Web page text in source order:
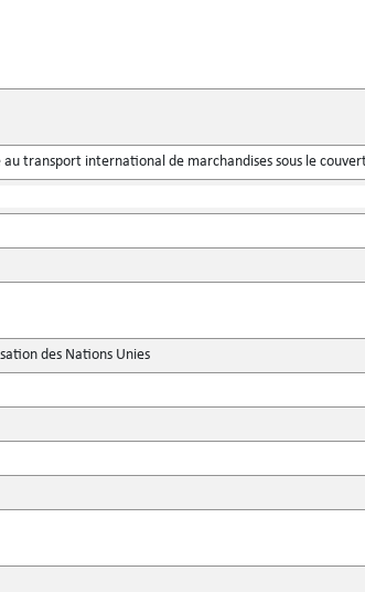
transport international de marchandises sous le
des Nations Unies